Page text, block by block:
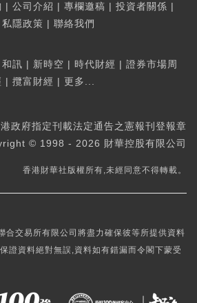
| 公司介紹 | 專欄邀稿 | 投資者關係 |
私隱政策 | 聯絡我們
和訊 | 新時空 | 時代財經 | 證券市場周
| 攬富財經 | 更多...
政府指定刊載法定通告之憲報刊登報章
© 1998 - 2026 財華控股有限公司
香港財華社版權所有,未經同意不得轉載。
合交易所有限公司將盡力確保彼等所提供資料
證資料絕對無誤,資料如有錯漏而令閣下蒙受